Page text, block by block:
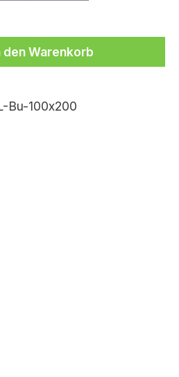
gewünschten
den Warenkorb
Bu-100x200